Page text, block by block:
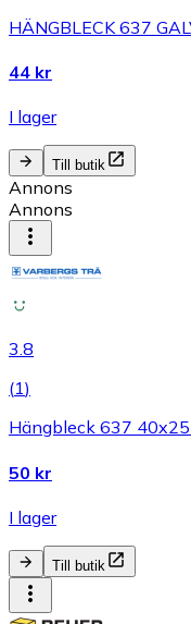
HÄNGBLECK 637
44 kr
I lager
Till butik
Annons
Annons
3.8
(1)
Hängbleck 637
50 kr
I lager
Till butik